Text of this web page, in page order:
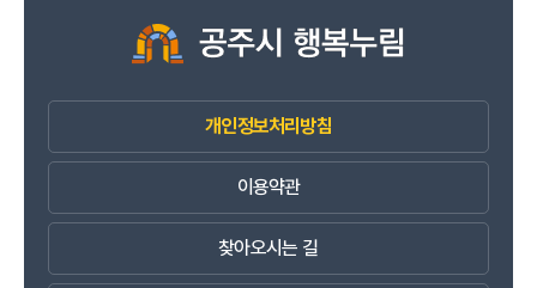
개인정보처리방침
이용약관
찾아오시는 길